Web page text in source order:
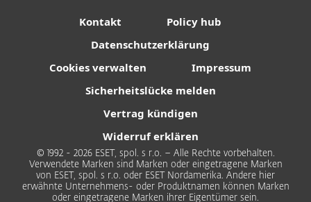
Kontakt
Policy hub
Datenschutzerklärung
Cookies verwalten
Impressum
Sicherheitslücke melden
Vertrag kündigen
Widerruf erklären
© 1992 - 2026 ESET, spol. s r.o. – Alle Rechte vorbehalten.
Verwendete Marken sind Marken oder eingetragene Marken
von ESET, spol. s r.o. oder ESET Nordamerika. Andere hier
erwähnte Unternehmens- oder Produktnamen können Marken
oder eingetragene Marken ihrer Eigentümer sein.